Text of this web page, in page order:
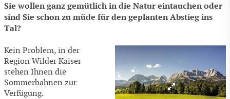
Sie wollen ganz gemütlich in die Natur eintauchen oder
sind Sie schon zu müde für den geplanten Abstieg ins
Tal?
Kein Problem, in der
Region Wilder Kaiser
stehen Ihnen die
Sommerbahnen zur
Verfügung.